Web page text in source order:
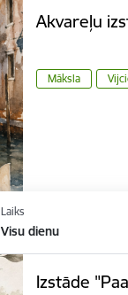
Akvareļu
Māksla
Laiks
Visu dienu
Izstāde